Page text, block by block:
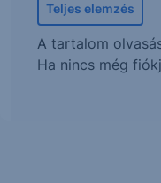
Teljes elemzés
A tartalom
Ha nincs még